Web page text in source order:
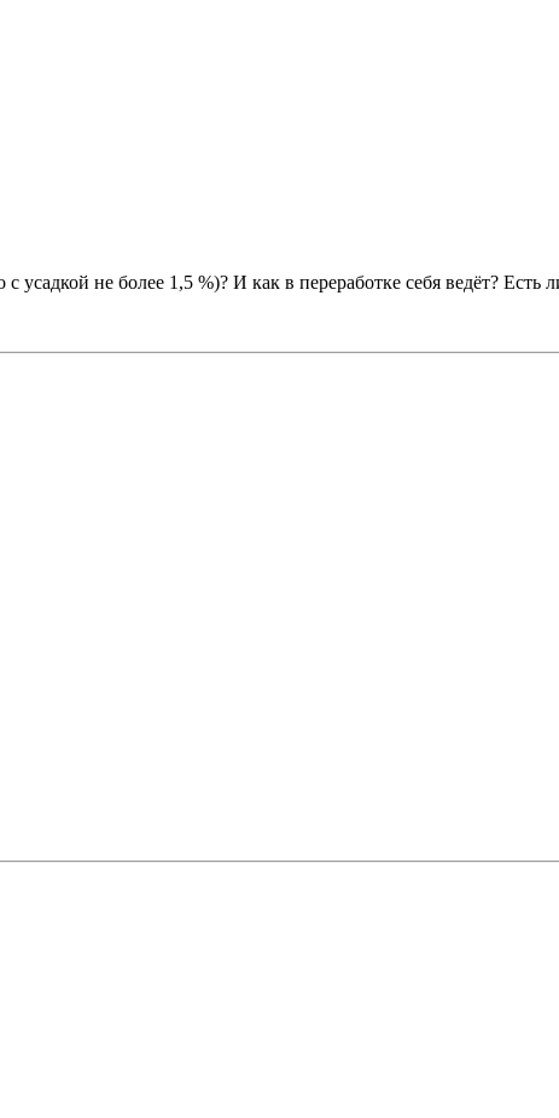
не более 1,5 %)? И как в переработке себя ведёт? Есть